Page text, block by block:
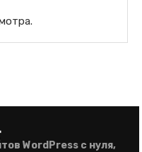
WordPress с нуля,